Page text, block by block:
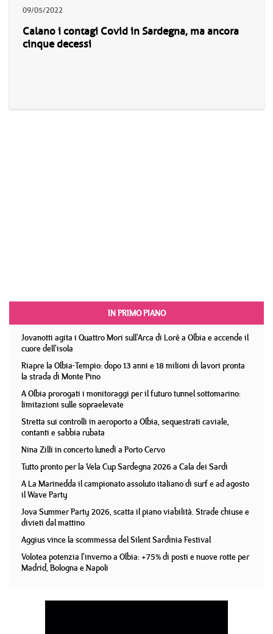
09/05/2022
Calano i contagi Covid in Sardegna, ma ancora
cinque decessi
IN PRIMO PIANO
Jovanotti agita i Quattro Mori sull'Arca di Lorè a Olbia e accende il
cuore dell'isola
Riapre la Olbia-Tempio: dopo 13 anni e 18 milioni di lavori pronta
la strada di Monte Pino
A Olbia prorogati i monitoraggi per il futuro tunnel sottomarino:
limitazioni sulle sopraelevate
Stretta sui controlli in aeroporto a Olbia, sequestrati caviale,
contanti e sabbia rubata
Nina Zilli in concerto lunedì a Porto Cervo
Tutto pronto per la Vela Cup Sardegna 2026 a Cala dei Sardi
A La Marinedda il campionato assoluto italiano di surf e ad agosto
il Wave Party
Jova Summer Party 2026, scatta il piano viabilità. Strade chiuse e
divieti dal mattino
Aggius vince la scommessa del Silent Sardinia Festival
Volotea potenzia l'inverno a Olbia: +75% di posti e nuove rotte per
Madrid, Bologna e Napoli